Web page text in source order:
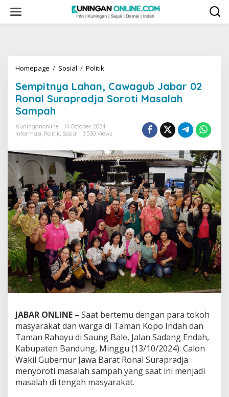
content
Homepage / Sosial / Politik
Cawagub
Jabar
02
Surapradja
Soroti
Sampah
Sempitnya Lahan, Cawagub Jabar 02
Ronal Surapradja Soroti Masalah
Sampah
Kuninganonline
14 October 2024
Informasi, Politik, Sosial 3,530 Views
JABAR ONLINE – Saat bertemu dengan para tokoh
masyarakat dan warga di Taman Kopo Indah dan
Taman Rahayu di Saung Bale, Jalan Sadang Endah,
Kabupaten Bandung, Minggu (13/10/2024). Calon
Wakil Gubernur Jawa Barat Ronal Surapradja
menyoroti masalah sampah yang saat ini menjadi
masalah di tengah masyarakat.